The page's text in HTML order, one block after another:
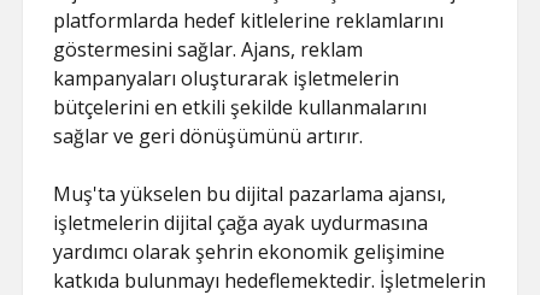
platformlarda hedef kitlelerine reklamlarını
göstermesini sağlar. Ajans, reklam
kampanyaları oluşturarak işletmelerin
bütçelerini en etkili şekilde kullanmalarını
sağlar ve geri dönüşümünü artırır.
Muş'ta yükselen bu dijital pazarlama ajansı,
işletmelerin dijital çağa ayak uydurmasına
yardımcı olarak şehrin ekonomik gelişimine
katkıda bulunmayı hedeflemektedir. İşletmelerin